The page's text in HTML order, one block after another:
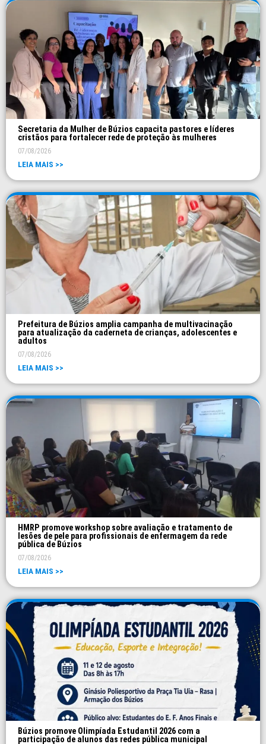
Secretaria da Mulher de Búzios capacita pastores e líderes
cristãos para fortalecer rede de proteção às mulheres
07/08/2026
LEIA MAIS >>
Prefeitura de Búzios amplia campanha de multivacinação
para atualização da caderneta de crianças, adolescentes e
adultos
07/08/2026
LEIA MAIS >>
HMRP promove workshop sobre avaliação e tratamento de
lesões de pele para profissionais de enfermagem da rede
pública de Búzios
07/08/2026
LEIA MAIS >>
Búzios promove Olimpíada Estudantil 2026 com a
participação de alunos das redes pública municipal